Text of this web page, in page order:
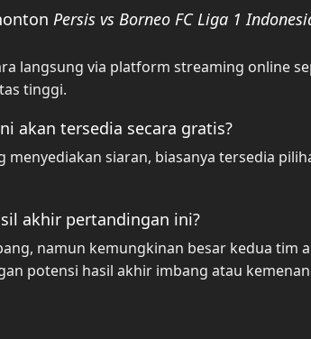
Persis vs Borneo FC Liga 1
langsung via platform streaming online
tinggi.
akan tersedia secara gratis?
siaran, biasanya tersedia
akhir pertandingan ini?
namun kemungkinan besar kedua tim
potensi hasil akhir imbang atau